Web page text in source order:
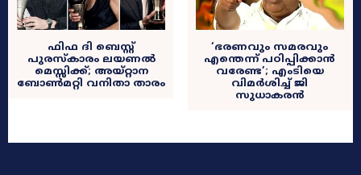
ഫിഫ ദി ബെസ്റ്റ്
പുരസ്കാരം ലയണൽ
മെസ്സിക്ക്; അയ്റ്റാന
ബോൺമറ്റി വനിതാ താരം
‘ഭരണവും സമരവും
എന്തെന്ന് പഠിപ്പിക്കാൻ
വരേണ്ട’; എംടിയെ
വിമർശിച്ച് ജി
സുധാകരൻ